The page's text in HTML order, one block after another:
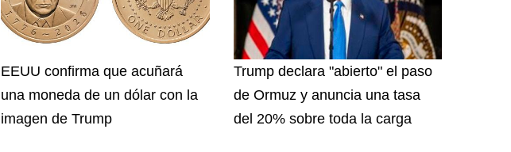
EEUU confirma que acuñará
una moneda de un dólar con la
imagen de Trump
Trump declara "abierto" el paso
de Ormuz y anuncia una tasa
del 20% sobre toda la carga